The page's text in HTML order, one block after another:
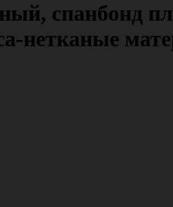
спанбонд
нетканые